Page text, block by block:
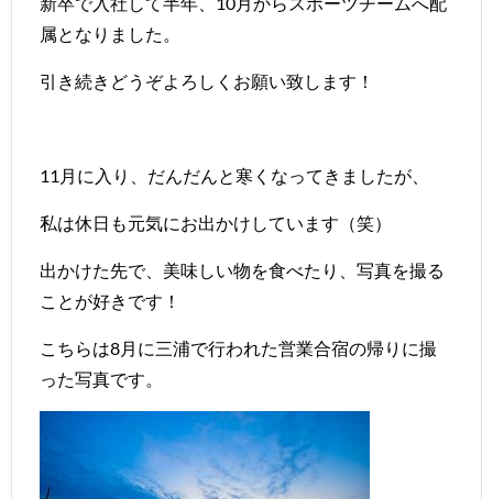
属となりました。
引き続きどうぞよろしくお願い致します！
11月に入り、だんだんと寒くなってきましたが、
私は休日も元気にお出かけしています（笑）
出かけた先で、美味しい物を食べたり、写真を撮る
ことが好きです！
こちらは8月に三浦で行われた営業合宿の帰りに撮
った写真です。